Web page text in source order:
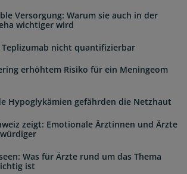
Versorgung: Warum sie auch in der
wichtiger wird
nicht quantifizierbar
erhöhtem Risiko für ein Meningeom
Hypoglykämien gefährden die Netzhaut
zeigt: Emotionale Ärztinnen und Ärzte
Was für Ärzte rund um das Thema
ist